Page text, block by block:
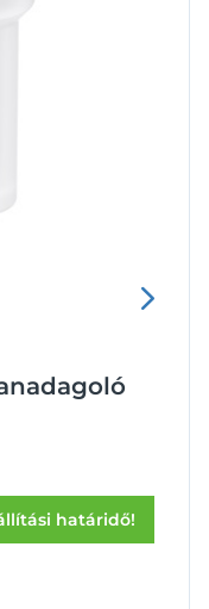
határidő!